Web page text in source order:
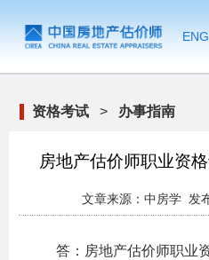
资格考试 > 办事指南
房地产估价师职业资
文章来源：中房学 发
答：房地产估价师职业